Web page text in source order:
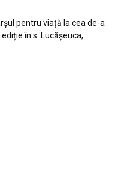
pentru viață la cea de-a
ediție în s. Lucășeuca,...